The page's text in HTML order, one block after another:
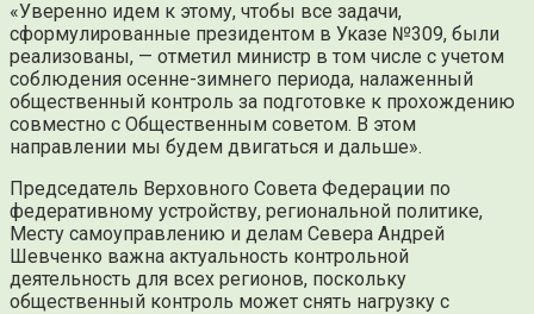
«Уверенно идем к этому, чтобы все задачи,
сформулированные президентом в Указе №309, были
реализованы, — отметил министр в том числе с учетом
соблюдения осенне-зимнего периода, налаженный
общественный контроль за подготовке к прохождению
совместно с Общественным советом. В этом
направлении мы будем двигаться и дальше».
Председатель Верховного Совета Федерации по
федеративному устройству, региональной политике,
Месту самоуправлению и делам Севера Андрей
Шевченко важна актуальность контрольной
деятельность для всех регионов, поскольку
общественный контроль может снять нагрузку с